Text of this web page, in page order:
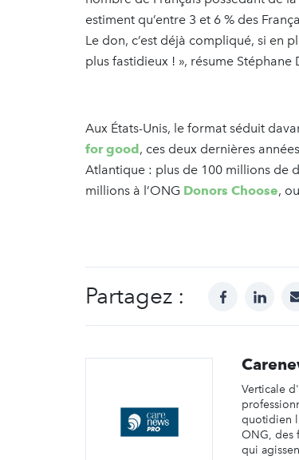
estiment qu’entre 3 et 6 % des
Le don, c’est déjà compliqué, si en
plus fastidieux ! », résume Stéphane
Aux États-Unis, le format séduit
for good , ces deux dernières
Atlantique : plus de 100 millions de
millions à l’ONG Donors Choose,
Partagez : facebook
Verticale
quotidien
ONG, des
qui